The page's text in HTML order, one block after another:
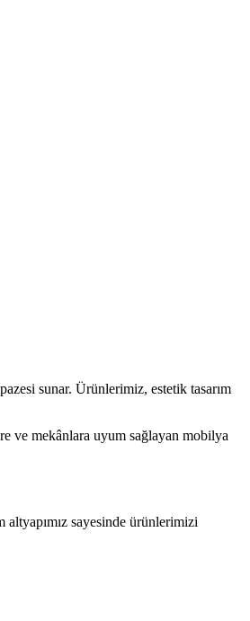
sunar. Ürünlerimiz, estetik tasarım
ve mekânlara uyum sağlayan mobilya
sayesinde ürünlerimizi